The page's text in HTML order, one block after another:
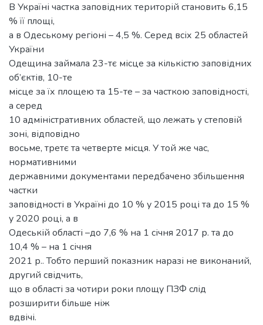
В Україні частка заповідних територій становить 6,15
% її площі,
а в Одеському регіоні – 4,5 %. Серед всіх 25 областей
України
Одещина займала 23-тє місце за кількістю заповідних
об’єктів, 10-те
місце за їх площею та 15-те – за часткою заповідності,
а серед
10 адміністративних областей, що лежать у степовій
зоні, відповідно
восьме, третє та четверте місця. У той же час,
нормативними
державними документами передбачено збільшення
частки
заповідності в Україні до 10 % у 2015 році та до 15 %
у 2020 році, а в
Одеській області –до 7,6 % на 1 січня 2017 р. та до
10,4 % – на 1 січня
2021 р.. Тобто перший показник наразі не виконаний,
другий свідчить,
що в області за чотири роки площу ПЗФ слід
розширити більше ніж
вдвічі.